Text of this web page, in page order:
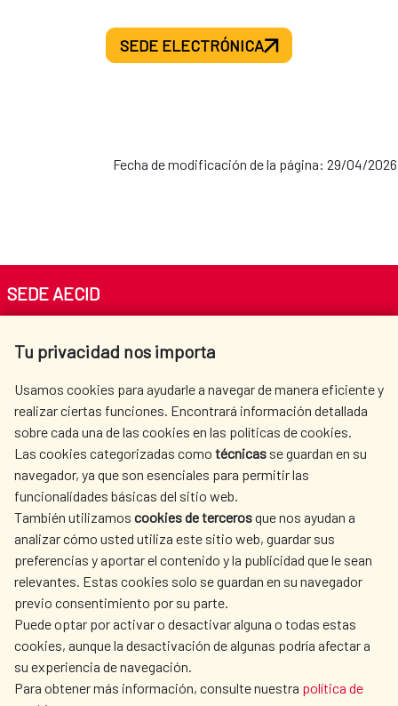
SEDE ELECTRÓNICA
Fecha de modificación de la página: 29/04/2026
Tu privacidad nos importa
Usamos cookies para ayudarle a navegar de manera eficiente y
realizar ciertas funciones. Encontrará información detallada
sobre cada una de las cookies en las políticas de cookies.
Las cookies categorizadas como técnicas se guardan en su
navegador, ya que son esenciales para permitir las
funcionalidades básicas del sitio web.
También utilizamos cookies de tercerosque nos ayudan a
analizar cómo usted utiliza este sitio web, guardar sus
preferencias y aportar el contenido y la publicidad que le sean
relevantes. Estas cookies solo se guardan en su navegador
previo consentimiento por su parte.
Puede optar por activar o desactivar alguna o todas estas
cookies, aunque la desactivación de algunas podría afectar a
su experiencia de navegación.
Para obtener más información, consulte nuestra política de
SEDE AECID
Tel. +34 900 20 30 54​​​​​​​
AECID
WHERE DO WE COOPERATE?
SPANISH HUMANITARIAN
ACTION
PRESS ROOM
CULTURE AND SCIENCE LIBRARY
OUR SOCIAL MEDIA